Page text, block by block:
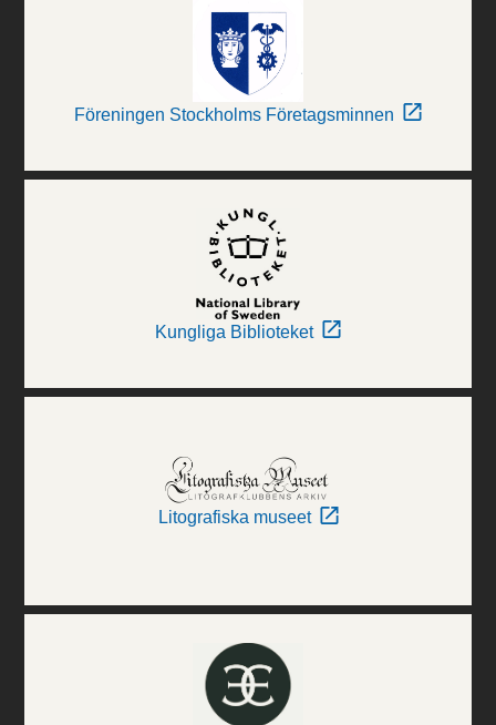
Föreningen Stockholms Företagsminnen
Kungliga Biblioteket
Litografiska museet